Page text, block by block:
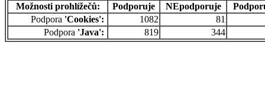
Možnosti prohlížečů: Podporuje NEpodporuje
Podpora 'Cookies': 1082
81
Podpora 'Java': 819 344